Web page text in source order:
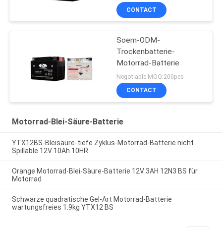
CONTACT
Soem-ODM-
Trockenbatterie-
Motorrad-Batterie
Negotiable MOQ:200pcs
CONTACT
Motorrad-Blei-Säure-Batterie
YTX12BS-Bleisäure-tiefe Zyklus-Motorrad-Batterie nicht
Spillable 12V 10Ah 10HR
Orange Motorrad-Blei-Säure-Batterie 12V 3AH 12N3 BS für
Motorrad
Schwarze quadratische Gel-Art Motorrad-Batterie
wartungsfreies 1.9kg YTX12 BS